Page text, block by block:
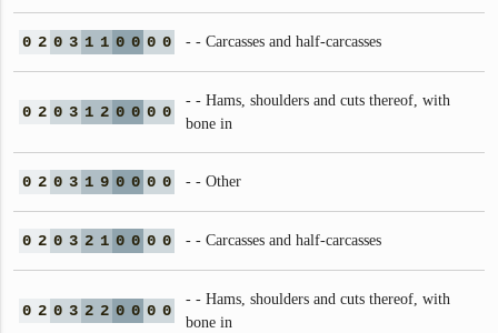
0 2 0 3 1 1 0 0 0 0 - - Carcasses and half-carcasses
0 2 0 3 1 2 0 0 0 0
- - Hams, shoulders and cuts thereof, with
bone in
0 2 0 3 1 9 0 0 0 0 - - Other
0 2 0 3 2 1 0 0 0 0 - - Carcasses and half-carcasses
0 2 0 3 2 2 0 0 0 0
- - Hams, shoulders and cuts thereof, with
bone in